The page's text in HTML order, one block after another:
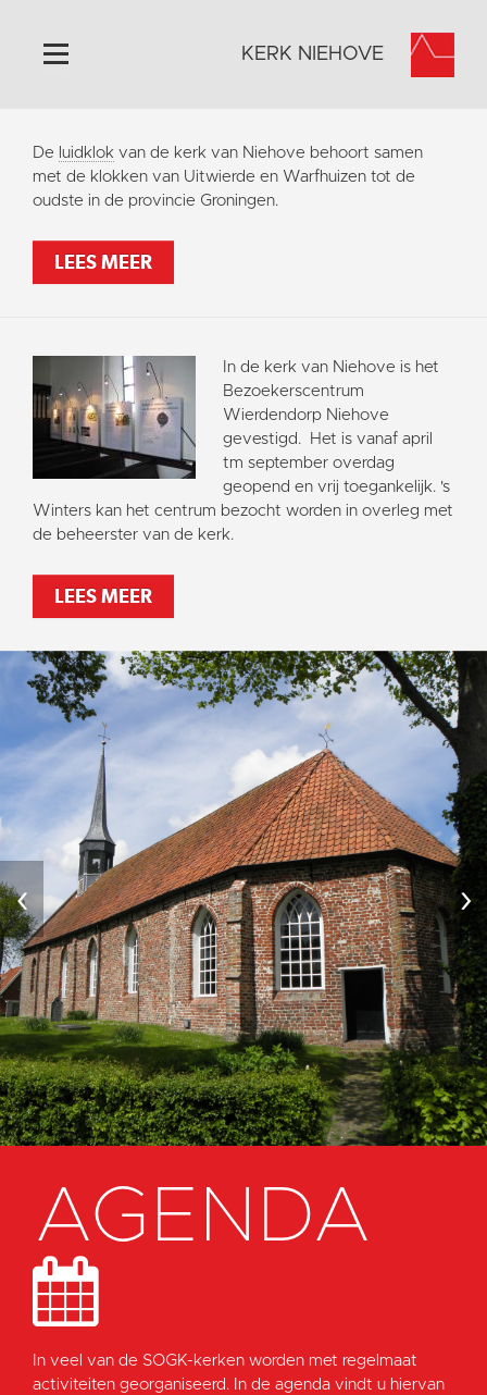
Home
Algemeen
Omgeving
Activiteiten
Bezoekerscentrum
Foto's
Doneer
KERK NIEHOVE
De luidklok van de kerk van Niehove behoort samen
met de klokken van Uitwierde en Warfhuizen tot de
oudste in de provincie Groningen.
LEES MEER
In de kerk van Niehove is het
Bezoekerscentrum
Wierdendorp Niehove
gevestigd. Het is vanaf april
tm september overdag
geopend en vrij toegankelijk. 's
Winters kan het centrum bezocht worden in overleg met
de beheerster van de kerk.
LEES MEER
‹ ›
AGENDA
In veel van de SOGK-kerken worden met regelmaat
activiteiten georganiseerd. In de agenda vindt u hiervan